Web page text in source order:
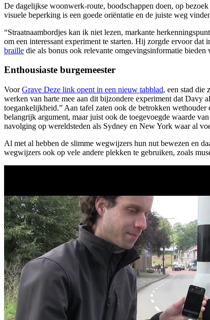
De dagelijkse woonwerk-route, boodschappen doen, op
visuele beperking is een goede oriëntatie en de juiste weg
“Straatnaambordjes kan ik niet lezen, markante
om een interessant experiment te starten. Hij zorgde ervoor
braille die als bonus ook relevante omgevingsinformatie bieden
Enthousiaste burgemeester
VoorGrave Deze link opent in een nieuw tabblad, een stad die
werken van harte mee aan dit bijzondere experiment dat Davy
toegankelijkheid.” Aan tafel zaten ook de betrokken
belangrijk argument, maar juist ook de toegevoegde waarde
navolging op wereldsteden als Sydney en New York waar al
Al met al hebben de slimme wegwijzers hun nut bewezen en
wegwijzers ook op vele andere plekken te gebruiken, zoals